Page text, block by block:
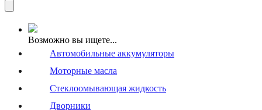
Возможно вы ищете...
Автомобильные аккумуляторы
Моторные масла
Стеклоомывающая жидкость
Дворники